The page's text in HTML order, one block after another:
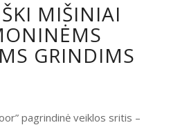
MIŠINIAI
GRINDIMS
pagrindinė veiklos sritis –